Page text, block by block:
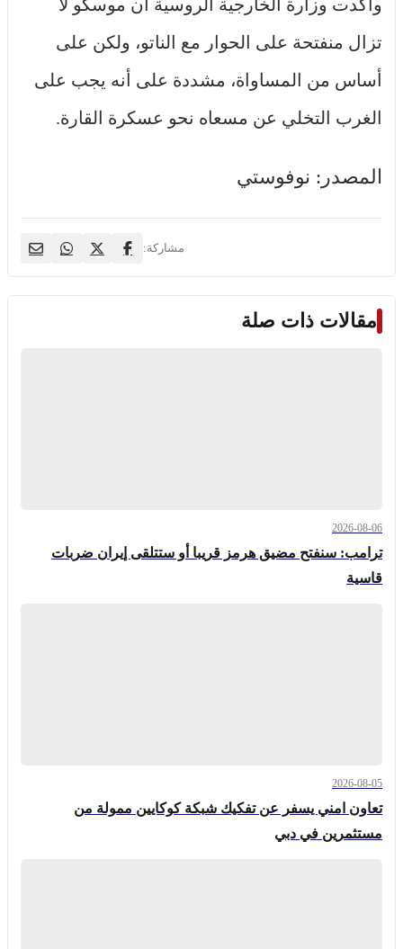
وأكدت وزارة الخارجية الروسية أن موسكو لا
تزال منفتحة على الحوار مع الناتو، ولكن على
أساس من المساواة، مشددة على أنه يجب على
الغرب التخلي عن مسعاه نحو عسكرة القارة.
المصدر: نوفوستي
مشاركة:
مقالات ذات صلة
2026-08-06
ترامب: سنفتح مضيق هرمز قريبا أو ستتلقى إيران ضربات
قاسية
2026-08-05
تعاون امني يسفر عن تفكيك شبكة كوكايين ممولة من
مستثمرين في دبي